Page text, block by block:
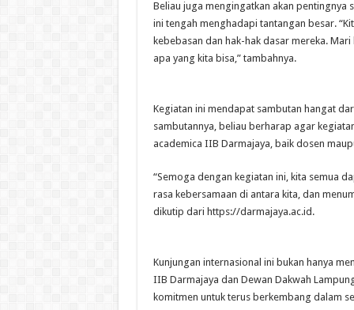
Beliau juga mengingatkan akan pentingnya
ini tengah menghadapi tantangan besar.
kebebasan dan hak-hak dasar mereka.
apa yang kita bisa,” tambahnya.
Kegiatan ini mendapat sambutan hangat
sambutannya, beliau berharap agar
academica IIB Darmajaya, baik dosen
“Semoga dengan kegiatan ini, kita semua
rasa kebersamaan di antara kita, dan
dikutip dari https://darmajaya.ac.id.
Kunjungan internasional ini bukan hanya
IIB Darmajaya dan Dewan Dakwah
komitmen untuk terus berkembang dalam